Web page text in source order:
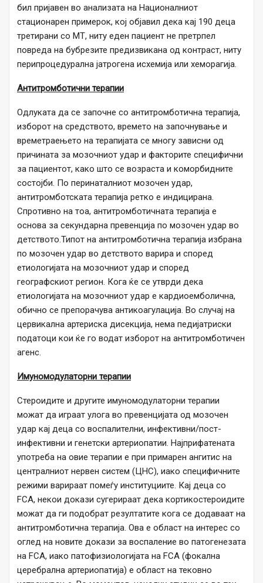
бил пријавен во анализата на Националниот
стационарен примерок, кој објавил дека кај 190 деца
третирани со МТ, ниту еден пациент не претрпел
повреда на бубрезите предизвикана од контраст, ниту
перипроцедурална јатрогена исхемија или хеморагија.
Антитромботични терапии
Одлуката да се започне со антитромботична терапија,
изборот на средството, времето на започнување и
времетраењето на терапијата се многу зависни од
причината за мозочниот удар и факторите специфични
за пациентот, како што се возраста и коморбидните
состојби. По перинаталниот мозочен удар,
антитромботската терапија ретко е индицирана.
Спротивно на тоа, антитромботичната терапија е
основа за секундарна превенција по мозочен удар во
детството.Типот на антитромботична терапија избрана
по мозочен удар во детството варира и според
етиологијата на мозочниот удар и според
географскиот регион. Кога ќе се утврди дека
етиологијата на мозочниот удар е кардиоемболична,
обично се препорачува антикоагулација. Во случај на
цервикална артериска дисекција, нема педијатриски
податоци кои ќе го водат изборот на антитромботичен
агенс.
Имуномодулаторни терапии
Стероидите и другите имуномодулаторни терапии
можат да играат улога во превенцијата од мозочен
удар кај деца со воспалителни, инфективни/пост-
инфективни и генетски артериопатии. Најприфатената
употреба на овие терапии е при примарен ангитис на
централниот нервен систем (ЦНС), иако специфичните
режими варираат помеѓу институциите. Кај деца со
FCA, некои докази сугерираат дека кортикостероидите
можат да ги подобрат резултатите кога се додаваат на
антитромботична терапија. Ова е област на интерес со
оглед на новите докази за воспаление во патогенезата
на FCA, иако патофизиологијата на FCA (фокална
церебрална артериопатија) е област на тековно